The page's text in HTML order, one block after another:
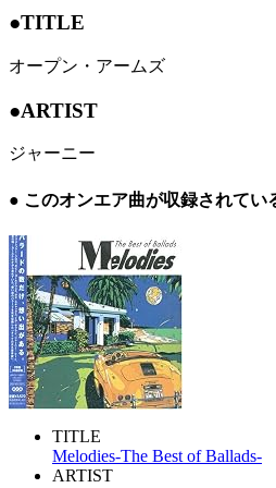
●TITLE
オープン・アームズ
●ARTIST
ジャーニー
● このオンエア曲が収録されて
TITLE
Melodies-The Best of Ballads-
ARTIST